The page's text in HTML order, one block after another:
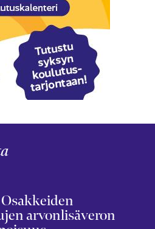
arvonlisäveron